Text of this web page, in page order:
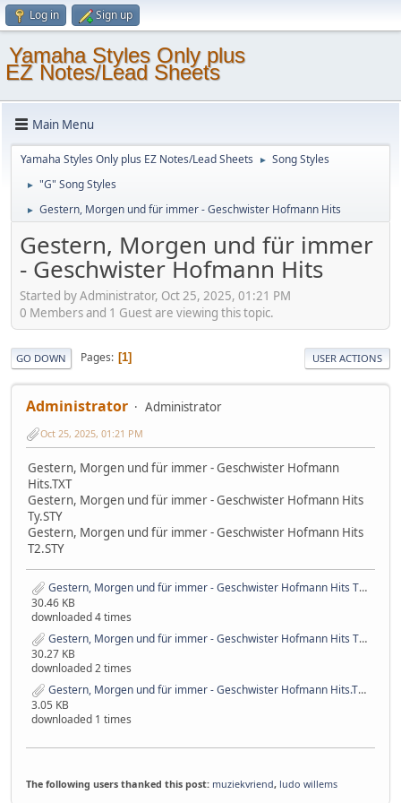
Log in Sign up
Yamaha Styles Only plus
EZ Notes/Lead Sheets
Main Menu
Yamaha Styles Only plus EZ Notes/Lead Sheets ► Song Styles
► "G" Song Styles
► Gestern, Morgen und für immer - Geschwister Hofmann Hits
Gestern, Morgen und für immer
- Geschwister Hofmann Hits
Started by Administrator, Oct 25, 2025, 01:21 PM
0 Members and 1 Guest are viewing this topic.
GO DOWN Pages 1 USER ACTIONS
Administrator Administrator
Oct 25, 2025, 01:21 PM
Gestern, Morgen und für immer - Geschwister Hofmann
Hits.TXT
Gestern, Morgen und für immer - Geschwister Hofmann Hits
Ty.STY
Gestern, Morgen und für immer - Geschwister Hofmann Hits
T2.STY
Gestern, Morgen und für immer - Geschwister Hofmann Hits T2.STY
30.46 KB
downloaded 4 times
Gestern, Morgen und für immer - Geschwister Hofmann Hits Ty.STY
30.27 KB
downloaded 2 times
Gestern, Morgen und für immer - Geschwister Hofmann Hits.TXT
3.05 KB
downloaded 1 times
The following users thanked this post: muziekvriend, ludo willems